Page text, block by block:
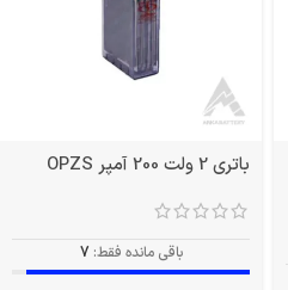
باتری 2 ولت 200 آمپر OPZS
باقی مانده فقط: 7